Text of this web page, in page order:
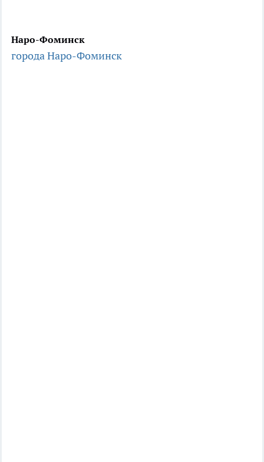
Наро-Фоминск
города Наро-Фоминск